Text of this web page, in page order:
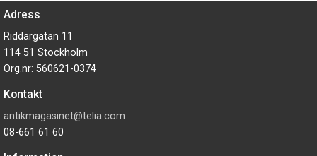
Adress
Riddargatan 11
114 51 Stockholm
Org.nr: 560621-0374
Kontakt
antikmagasinet@telia.com
08-661 61 60